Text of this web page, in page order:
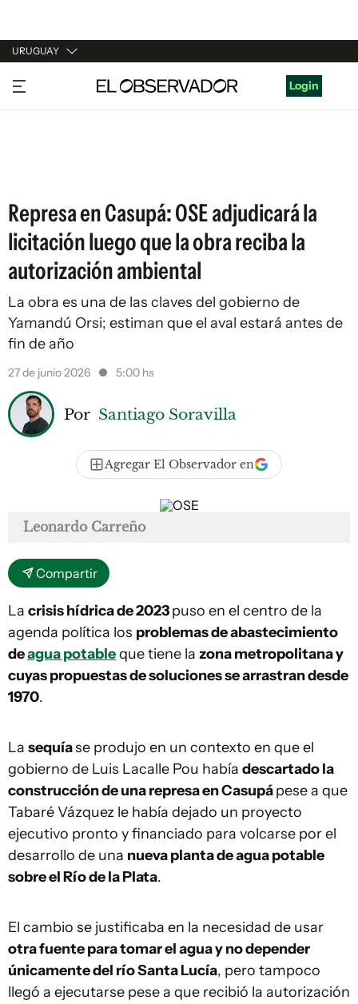
URUGUAY
URUGUAY
ARGENTINA
Login
Represa en Casupá: OSE adjudicará la
licitación luego que la obra reciba la
autorización ambiental
La obra es una de las claves del gobierno de
Yamandú Orsi; estiman que el aval estará antes de
fin de año
27 de junio 2026 5:00 hs
Por Santiago Soravilla
Agregar El Observador en
Leonardo Carreño
Compartir
La crisis hídrica de 2023puso en el centro de la
agenda política los problemas de abastecimiento
deagua potableque tiene la zona metropolitana y
cuyas propuestas de soluciones se arrastran desde
1970.
La sequíase produjo en un contexto en que el
gobierno de Luis Lacalle Pou había descartado la
construcción de una represa en Casupápese a que
Tabaré Vázquez le había dejado un proyecto
ejecutivo pronto y financiado para volcarse por el
desarrollo de una nueva planta de agua potable
sobre el Río de la Plata.
El cambio se justificaba en la necesidad de usar
otra fuente para tomar el agua y no depender
únicamente del río Santa Lucía, pero tampoco
llegó a ejecutarse pese a que recibió la autorización